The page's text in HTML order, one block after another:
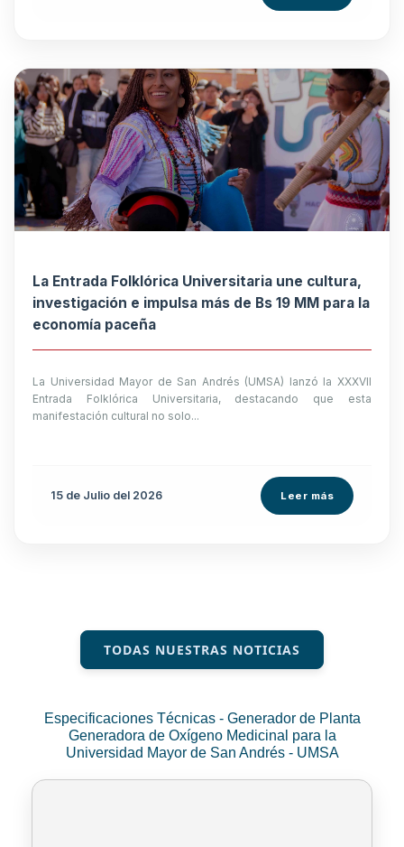
La Entrada Folklórica Universitaria une cultura,
investigación e impulsa más de Bs 19 MM para la
economía paceña
La Universidad Mayor de San Andrés (UMSA) lanzó la XXXVII
Entrada Folklórica Universitaria, destacando que esta
manifestación cultural no solo...
15 de Julio del 2026 Leer más
TODAS NUESTRAS NOTICIAS
Especificaciones Técnicas - Generador de Planta
Generadora de Oxígeno Medicinal para la
Universidad Mayor de San Andrés - UMSA